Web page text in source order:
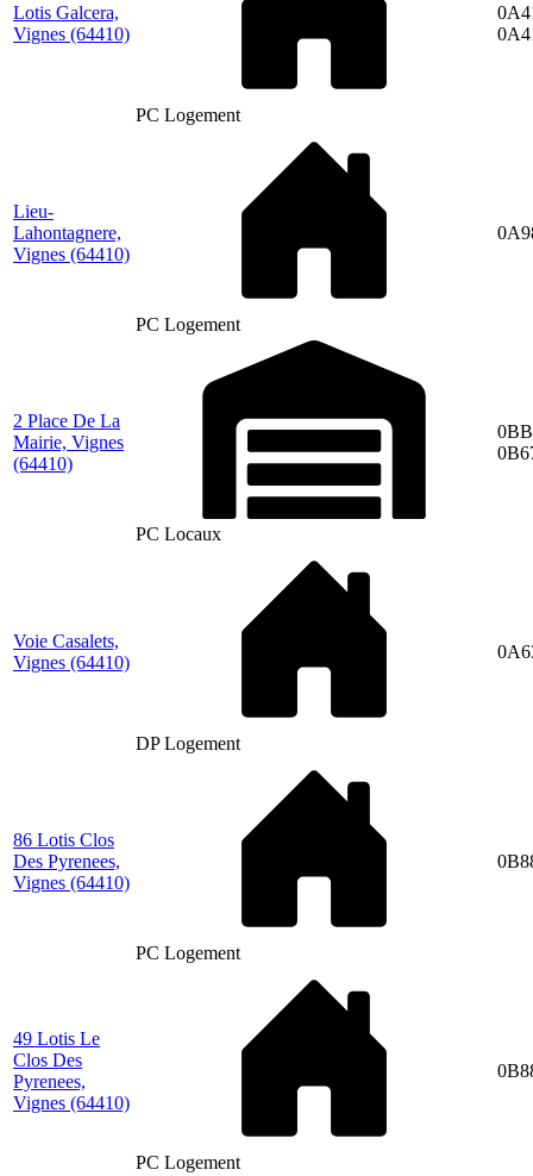
Lotis Galcera,
Vignes (64410)
PC Logement
Lieu-
Lahontagnere,
Vignes (64410)
PC Logement
2 Place De La
Mairie, Vignes
(64410)
PC Locaux
Voie Casalets,
Vignes (64410)
DP Logement
86 Lotis Clos
Des Pyrenees,
Vignes (64410)
PC Logement
49 Lotis Le
Clos Des
Pyrenees,
Vignes (64410)
PC Logement